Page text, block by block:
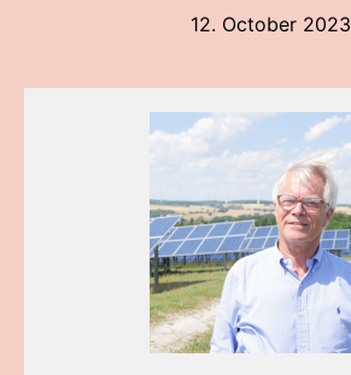
12. October 2023